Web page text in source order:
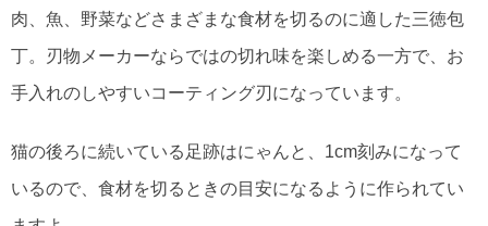
肉、魚、野菜などさまざまな食材を切るのに適した三徳包
丁。刃物メーカーならではの切れ味を楽しめる一方で、お
手入れのしやすいコーティング刃になっています。
猫の後ろに続いている足跡はにゃんと、1cm刻みになって
いるので、食材を切るときの目安になるように作られてい